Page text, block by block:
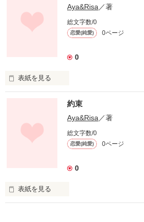
Aya&Risa ／著
総文字数/0
恋愛(純愛) 0ページ
0
表紙を見る
そして私は貴方と出会った
「…龍…」
私を助けてくれたのは
         そんな二人が出会った時
                           運命の扉が今開く
約束
Aya&Risa ／著
総文字数/0
恋愛(純愛) 0ページ
0
表紙を見る